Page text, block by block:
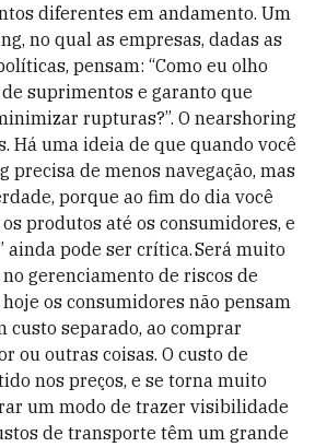
diferentes em andamento. Um
no qual as empresas, dadas as
pensam: “Como eu olho
suprimentos e garanto que
rupturas?”. O nearshoring
Há uma ideia de que quando você
precisa de menos navegação, mas
porque ao fim do dia você
produtos até os consumidores, e
ainda pode ser crítica. Será muito
gerenciamento de riscos de
os consumidores não pensam
custo separado, ao comprar
ou outras coisas. O custo de
nos preços, e se torna muito
um modo de trazer visibilidade
de transporte têm um grande